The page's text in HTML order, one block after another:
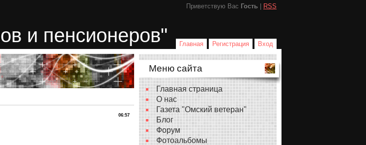
Приветствую Вас Гость RSS
и пенсионеров" Главная Регистрация Вход
06:57
Меню сайта
Главная страница
О нас
Газета "Омский ветеран"
Блог
Форум
Фотоальбомы